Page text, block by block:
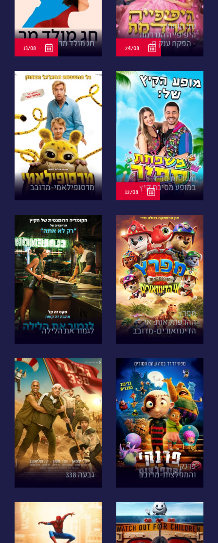
נתי הגעתי -
היפיפייה הנרדמת
- הפקת ענק ח
24/08 חג מולד מר 13/08
משפחת ספיר -
במופע מסיבת קיץ12/08 מרסופילאמי-מדובב
מפרץ
ההרפתקאות: אי
הדינוזאורים-מדובב
לגמור את הלילה
פרנקי
והמפלצות-מדובב
גבעה 338